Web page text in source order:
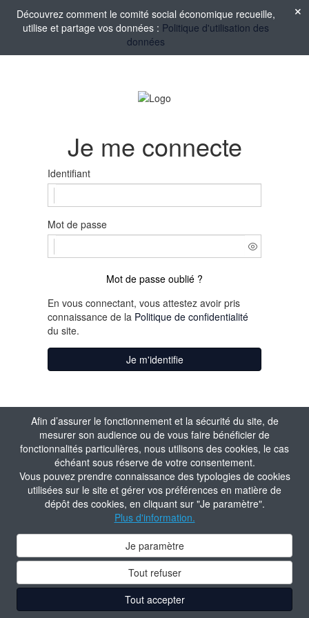
Afin d’assurer le fonctionnement et la sécurité du site, de
mesurer son audience ou de vous faire bénéficier de
fonctionnalités particulières, nous utilisons des cookies, le cas
échéant sous réserve de votre consentement.
Vous pouvez prendre connaissance des typologies de cookies
utilisées sur le site et gérer vos préférences en matière de
dépôt des cookies, en cliquant sur "Je paramètre".
Plus d'information.
Je paramètre
Tout refuser
Tout accepter
Découvrez comment le comité social économique recueille,
utilise et partage vos données : Politique d'utilisation des
données
Je me connecte
Identifiant
Mot de passe
Mot de passe oublié ?
En vous connectant, vous attestez avoir pris
connaissance de la Politique de confidentialité
du site.
Je m'identifie